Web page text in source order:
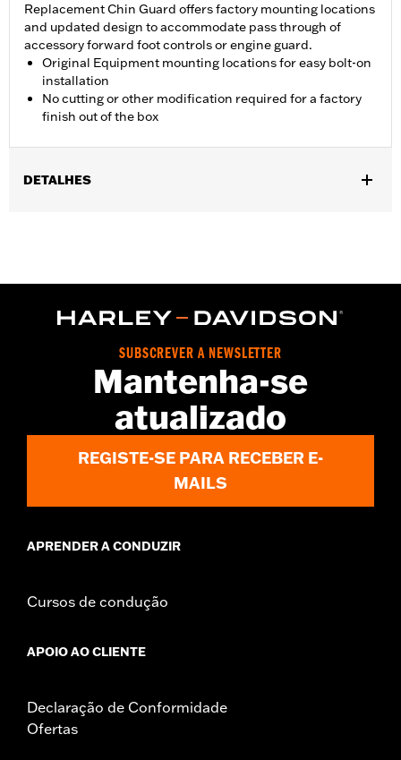
Replacement Chin Guard offers factory mounting locations
and updated design to accommodate pass through of
accessory forward foot controls or engine guard.
Original Equipment mounting locations for easy bolt-on
installation
No cutting or other modification required for a factory
finish out of the box
DETALHES
In the Box:Left and right chin guards and installation
SUBSCREVER A NEWSLETTER
Mantenha-se
atualizado
REGISTE-SE PARA RECEBER E-
MAILS
APRENDER A CONDUZIR
Cursos de condução
APOIO AO CLIENTE
Declaração de Conformidade
Ofertas